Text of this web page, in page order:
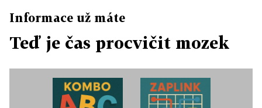
Informace už máte
Teď je čas procvičit mozek